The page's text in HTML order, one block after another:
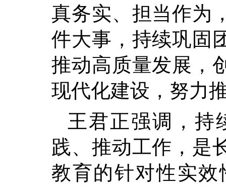
真务实、担当作为
件大事，持续巩固
推动高质量发展，
现代化建设，努力
王君正强调，持
践、推动工作，是
教育的针对性实